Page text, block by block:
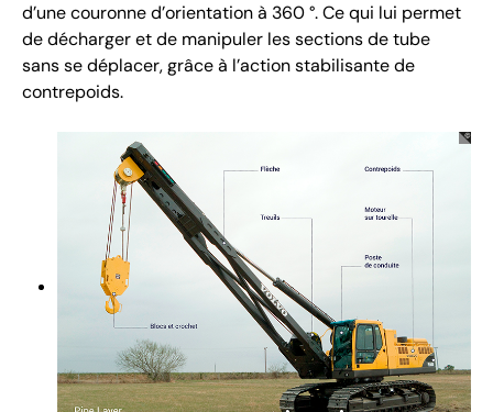
d’une couronne d’orientation à 360 °. Ce qui lui permet
de décharger et de manipuler les sections de tube
sans se déplacer, grâce à l’action stabilisante de
contrepoids.